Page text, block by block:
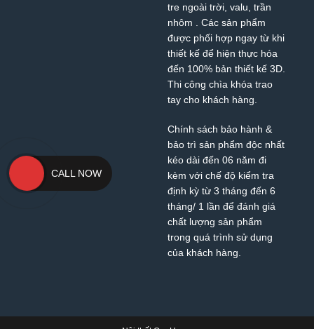
tre ngoài trời valu trần
nhôm . Các sản phẩm
được phối hợp ngay từ khi
thiết kế để hiện thực hóa
đến 100% bản thiết kế 3D.
Thi công chìa khóa trao
tay cho khách hàng.
Chính sách bảo hành &
bảo trì sản phẩm độc nhất
kéo dài đến 06 năm đi
kèm với chế độ kiểm tra
định kỳ từ 3 tháng đến 6
tháng/ 1 lần để đánh giá
chất lượng sản phẩm
trong quá trình sử dụng
của khách hàng.
CALL NOW